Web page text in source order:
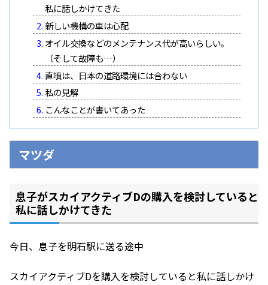
私に話しかけてきた
新しい機構の車は心配
オイル交換などのメンテナンス代が高いらしい。
（そして故障も…）
直噴は、日本の道路環境には合わない
私の見解
こんなことが書いてあった
マツダ
息子がスカイアクティブDの購入を検討していると
私に話しかけてきた
今日、息子を明石駅に送る途中
スカイアクティブDを購入を検討していると私に話しかけ